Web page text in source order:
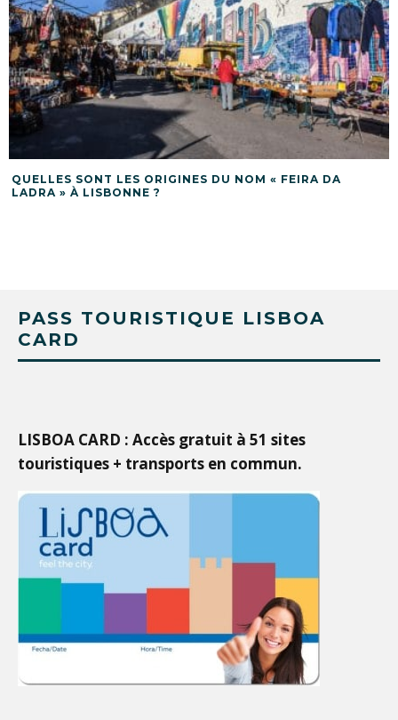
QUELLES SONT LES ORIGINES DU NOM « FEIRA DA
LADRA » À LISBONNE ?
PASS TOURISTIQUE LISBOA
CARD
LISBOA CARD : Accès gratuit à 51 sites
touristiques + transports en commun.